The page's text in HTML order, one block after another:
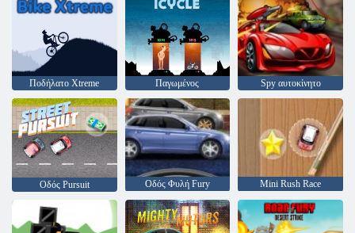
Ποδήλατο Xtreme Παγωμένος Spy αυτοκίνητο
Οδός Pursuit Οδός Φυλή Fury Mini Rush Race